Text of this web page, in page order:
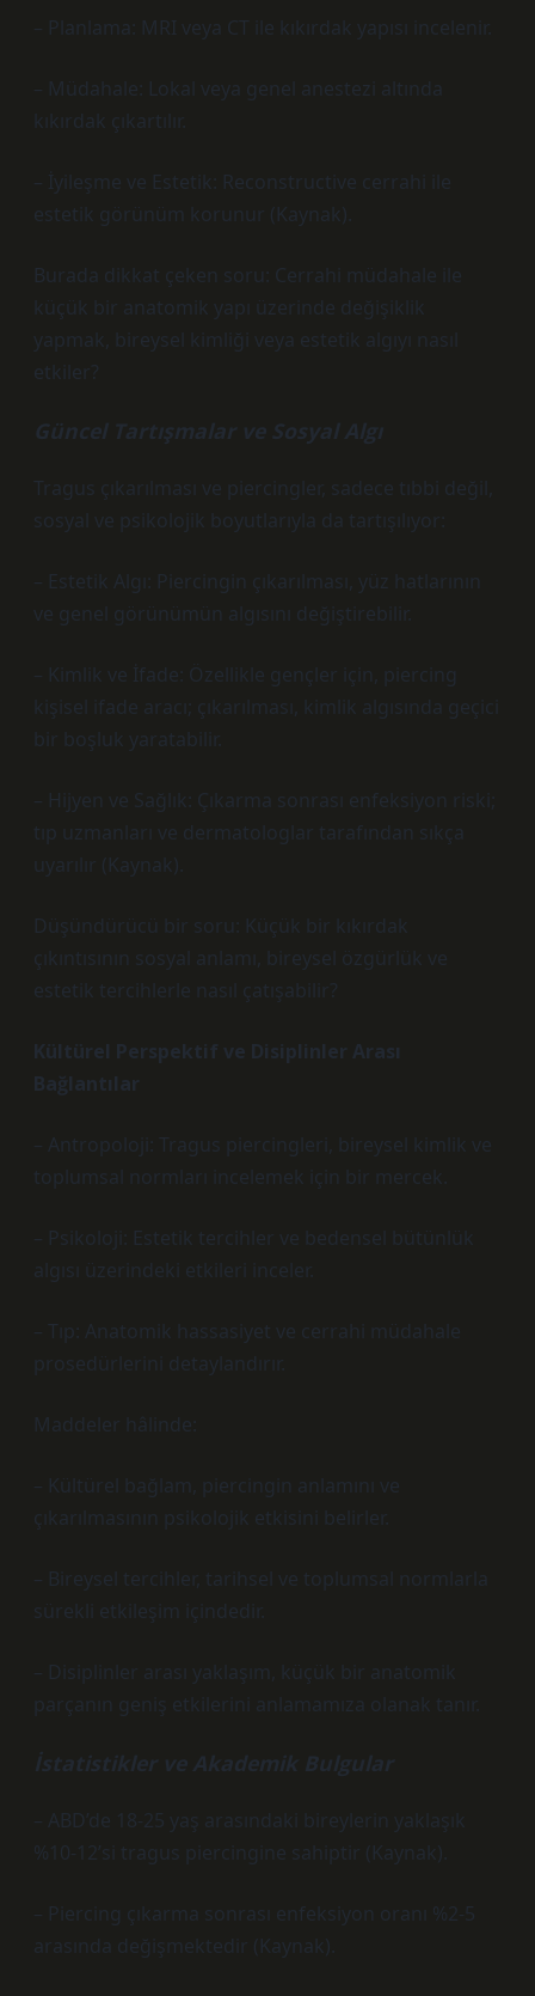
– Planlama: MRI veya CT ile kıkırdak yapısı incelenir.
– Müdahale: Lokal veya genel anestezi altında
kıkırdak çıkartılır.
– İyileşme ve Estetik: Reconstructive cerrahi ile
estetik görünüm korunur (Kaynak).
Burada dikkat çeken soru: Cerrahi müdahale ile
küçük bir anatomik yapı üzerinde değişiklik
yapmak, bireysel kimliği veya estetik algıyı nasıl
etkiler?
Güncel Tartışmalar ve Sosyal Algı
Tragus çıkarılması ve piercingler, sadece tıbbi değil,
sosyal ve psikolojik boyutlarıyla da tartışılıyor:
– Estetik Algı: Piercingin çıkarılması, yüz hatlarının
ve genel görünümün algısını değiştirebilir.
– Kimlik ve İfade: Özellikle gençler için, piercing
kişisel ifade aracı; çıkarılması, kimlik algısında geçici
bir boşluk yaratabilir.
– Hijyen ve Sağlık: Çıkarma sonrası enfeksiyon riski;
tıp uzmanları ve dermatologlar tarafından sıkça
uyarılır (Kaynak).
Düşündürücü bir soru: Küçük bir kıkırdak
çıkıntısının sosyal anlamı, bireysel özgürlük ve
estetik tercihlerle nasıl çatışabilir?
Kültürel Perspektif ve Disiplinler Arası
Bağlantılar
– Antropoloji: Tragus piercingleri, bireysel kimlik ve
toplumsal normları incelemek için bir mercek.
– Psikoloji: Estetik tercihler ve bedensel bütünlük
algısı üzerindeki etkileri inceler.
– Tıp: Anatomik hassasiyet ve cerrahi müdahale
prosedürlerini detaylandırır.
Maddeler hâlinde:
– Kültürel bağlam, piercingin anlamını ve
çıkarılmasının psikolojik etkisini belirler.
– Bireysel tercihler, tarihsel ve toplumsal normlarla
sürekli etkileşim içindedir.
– Disiplinler arası yaklaşım, küçük bir anatomik
parçanın geniş etkilerini anlamamıza olanak tanır.
İstatistikler ve Akademik Bulgular
– ABD’de 18-25 yaş arasındaki bireylerin yaklaşık
%10-12’si tragus piercingine sahiptir (Kaynak).
– Piercing çıkarma sonrası enfeksiyon oranı %2-5
arasında değişmektedir (Kaynak).